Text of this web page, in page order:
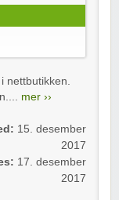
nettbutikken.
mer ››
15. desember
2017
17. desember
2017